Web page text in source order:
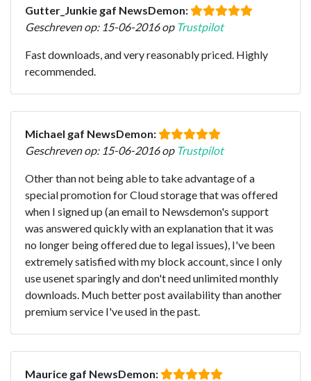
Gutter_Junkie gaf NewsDemon:
Geschreven op: 15-06-2016 op Trustpilot
Fast downloads, and very reasonably priced. Highly
recommended.
Michael gaf NewsDemon:
Geschreven op: 15-06-2016 op Trustpilot
Other than not being able to take advantage of a
special promotion for Cloud storage that was offered
when I signed up (an email to Newsdemon's support
was answered quickly with an explanation that it was
no longer being offered due to legal issues), I've been
extremely satisfied with my block account, since I only
use usenet sparingly and don't need unlimited monthly
downloads. Much better post availability than another
premium service I've used in the past.
Maurice gaf NewsDemon: